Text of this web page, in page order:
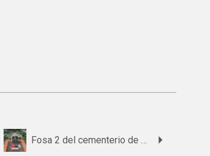
Fosa 2 del cementerio de Medina Sidonia